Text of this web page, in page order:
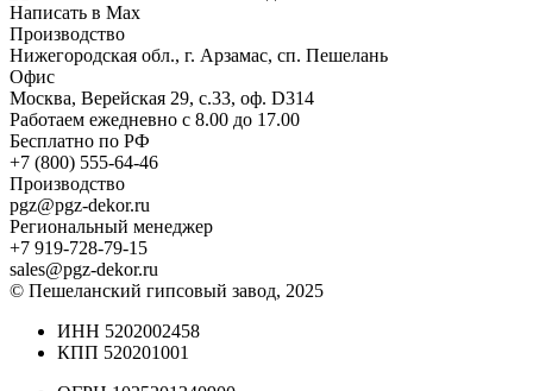
Написать в Max
Производство
Нижегородская обл., г. Арзамас, сп. Пешелань
Офис
Москва, Верейская 29, с.33, оф. D314
Работаем ежедневно с 8.00 до 17.00
Бесплатно по РФ
+7 (800) 555-64-46
Производство
pgz@pgz-dekor.ru
Региональный менеджер
+7 919-728-79-15
sales@pgz-dekor.ru
© Пешеланский гипсовый завод, 2025
ИНН 5202002458
КПП 520201001